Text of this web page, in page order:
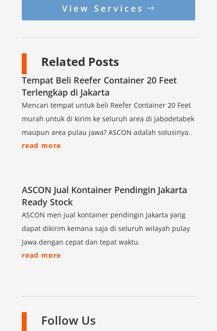
View Services
Related Posts
Tempat Beli Reefer Container 20 Feet
Terlengkap di Jakarta
Mencari tempat untuk beli Reefer Container 20 Feet
murah untuk di kirim ke seluruh area di jabodetabek
maupun area pulau jawa? ASCON adalah solusinya.
read more
ASCON Jual Kontainer Pendingin Jakarta
Ready Stock
ASCON men jual kontainer pendingin Jakarta yang
dapat dikirim kemana saja di seluruh wilayah pulay
Jawa dengan cepat dan tepat waktu.
read more
Follow Us